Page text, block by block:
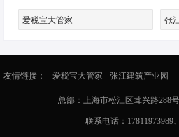
爱税宝大管家 张
友情链接： 爱税宝大管家 张江建筑产业园
总部：上海市松江区茸兴路288
联系电话：17811973989